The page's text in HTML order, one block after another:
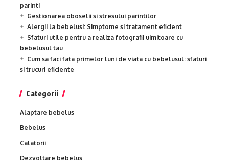
parinti
Gestionarea oboselii si stresului parintilor
Alergii la bebelusi: Simptome si tratament eficient
Sfaturi utile pentru a realiza fotografii uimitoare cu
bebelusul tau
Cum sa faci fata primelor luni de viata cu bebelusul: sfaturi
si trucuri eficiente
Categorii
Alaptare bebelus
Bebelus
Calatorii
Dezvoltare bebelus